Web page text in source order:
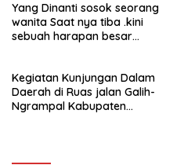
Yang Dinanti sosok seorang
wanita Saat nya tiba .kini
sebuah harapan besar
menciptakan lagu Untuk si
buah hati yang berjudul
Musa & Princes.
Kegiatan Kunjungan Dalam
Daerah di Ruas jalan Galih-
Ngrampal Kabupaten